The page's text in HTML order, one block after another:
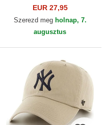
EUR 27,95
Szerezd meg holnap, 7.
augusztus